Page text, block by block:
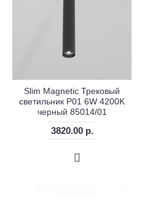
Slim Magnetic Трековый
светильник P01 6W 4200K
черный 85014/01
3820.00 р.